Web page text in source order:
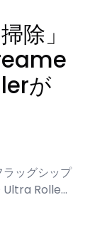
除」
が
ッグシップ
Ultra Rolle…